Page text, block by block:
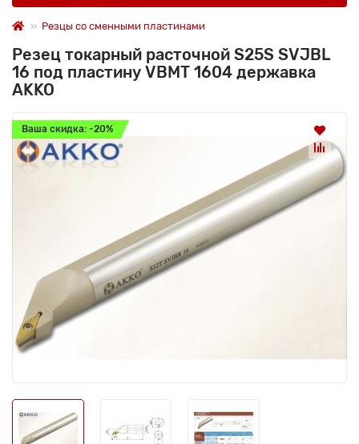
Резцы со сменными пластинами
Резец токарный расточной S25S SVJBL
16 под пластину VBMT 1604 державка
AKKO
Ваша скидка: -20%